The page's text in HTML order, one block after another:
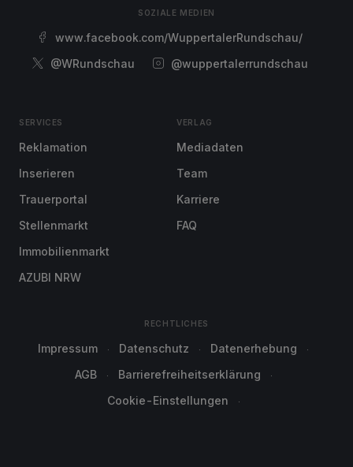
SOZIALE MEDIEN
www.facebook.com/WuppertalerRundschau/
@WRundschau
@wuppertalerrundschau
SERVICES
Reklamation
Inserieren
Trauerportal
Stellenmarkt
Immobilienmarkt
AZUBI NRW
VERLAG
Mediadaten
Team
Karriere
FAQ
RECHTLICHES
Impressum Datenschutz
Datenerhebung
AGB
Barrierefreiheitserklärung
Cookie-Einstellungen